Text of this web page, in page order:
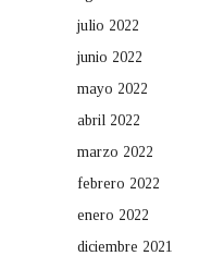
julio 2022
junio 2022
mayo 2022
abril 2022
marzo 2022
febrero 2022
enero 2022
diciembre 2021